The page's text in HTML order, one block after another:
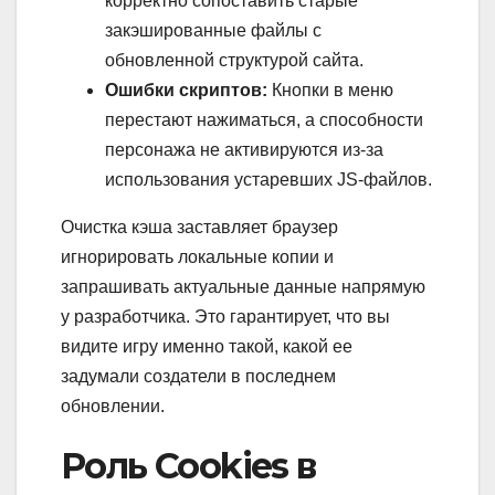
закэшированные файлы с
обновленной структурой сайта.
Ошибки скриптов: Кнопки в меню
перестают нажиматься, а способности
персонажа не активируются из-за
использования устаревших JS-файлов.
Очистка кэша заставляет браузер
игнорировать локальные копии и
запрашивать актуальные данные напрямую
у разработчика. Это гарантирует, что вы
видите игру именно такой, какой ее
задумали создатели в последнем
обновлении.
Роль Cookies в